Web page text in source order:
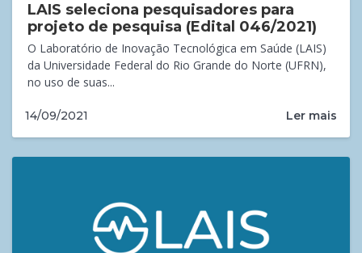
LAIS seleciona pesquisadores para
projeto de pesquisa (Edital 046/2021)
O Laboratório de Inovação Tecnológica em Saúde (LAIS)
da Universidade Federal do Rio Grande do Norte (UFRN),
no uso de suas...
14/09/2021 Ler mais